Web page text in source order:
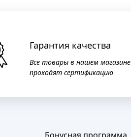
Гарантия качества
Все товары в нашем магазине
проходят сертификацию